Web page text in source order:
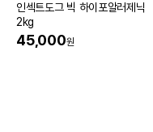
인섹트도그 빅 하이포알러제닉
2kg
45,000원